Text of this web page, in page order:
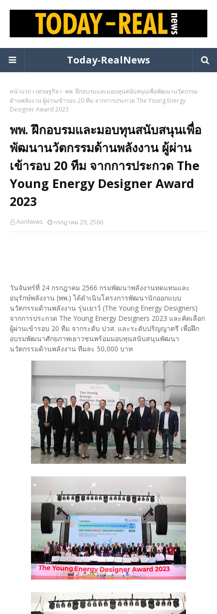
Today-RealNews
หน้าแรก เศรษฐกิจ
พพ. ฝึกอบรมและมอบทุนสนับสนุนเพื่อพัฒนานวัตกรรม
ด้านพลังงาน ผู้ผ่านเข้ารอบ 20 ทีม จากการประกวด The Young Energy
Designer Award 2023
พพ. ฝึกอบรมและมอบทุนสนับสนุนเพื่อ
พัฒนานวัตกรรมด้านพลังงาน ผู้ผ่าน
เข้ารอบ 20 ทีม จากการประกวด The
Young Energy Designer Award
2023
AonNews กรกฎาคม 29, 2566
วันจันทร์ที่ 24 กรกฎาคม 2566 กรมพัฒนาพลังงานทดแทนและ
อนุรักษ์พลังงาน (พพ.) ได้ดำเนินโครงการพัฒนานักออกแบบ
นวัตกรรมด้านพลังงาน รุ่นเยาว์ (The Young Energy Designers)
จากการประกวด The Young Energy Designers 2023 และคัดเลือก
ผู้ผ่านเข้ารอบ 20 ทีม จากระดับ ปวส. และระดับปริญญาตรี เพื่อฝึก
อบรมพัฒนาศักยภาพเยาวชนพร้อมมอบทุนสนับสนุนพัฒนา
นวัตกรรมด้านพลังงาน ทีมละ 50,000 บาท